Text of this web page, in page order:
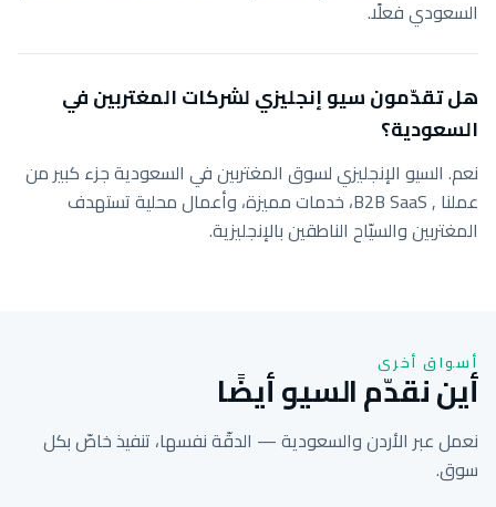
السعودي فعلًا.
هل تقدّمون سيو إنجليزي لشركات المغتربين في
السعودية؟
نعم. السيو الإنجليزي لسوق المغتربين في السعودية جزء كبير من
عملنا , B2B SaaS، خدمات مميزة، وأعمال محلية تستهدف
المغتربين والسيّاح الناطقين بالإنجليزية.
أسواق أخرى
أين نقدّم السيو أيضًا
نعمل عبر الأردن والسعودية — الدقّة نفسها، تنفيذ خاصّ بكل
سوق.